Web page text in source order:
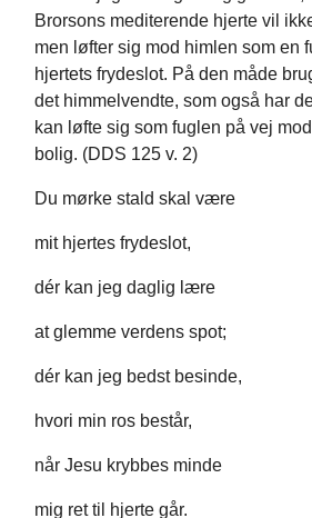
Brorsons mediterende hjerte vil
men løfter sig mod himlen som en
hjertets frydeslot. På den måde
det himmelvendte, som også har
kan løfte sig som fuglen på vej
bolig. (DDS 125 v. 2)
Du mørke stald skal være
mit hjertes frydeslot,
dér kan jeg daglig lære
at glemme verdens spot;
dér kan jeg bedst besinde,
hvori min ros består,
når Jesu krybbes minde
mig ret til hjerte går.